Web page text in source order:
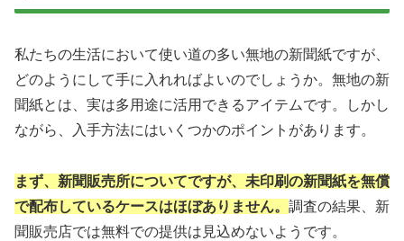
私たちの生活において使い道の多い無地の新聞紙ですが、
どのようにして手に入れればよいのでしょうか。無地の新
聞紙とは、実は多用途に活用できるアイテムです。しかし
ながら、入手方法にはいくつかのポイントがあります。
まず、新聞販売所についてですが、未印刷の新聞紙を無償
で配布しているケースはほぼありません。 調査の結果、新
聞販売店では無料での提供は見込めないようです。